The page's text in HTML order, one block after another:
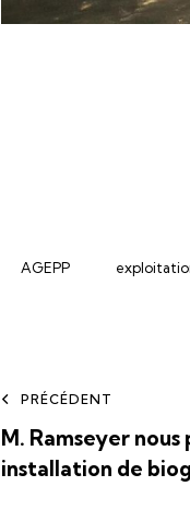
AGEPP
PRÉCÉDENT
M. Ramseyer
installation de